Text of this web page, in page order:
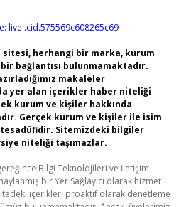
live:.cid.575569c608265c69
herhangi bir marka, kurum
bağlantısı bulunmamaktadır.
makaleler
yer alan içerikler haber niteliği
kurum ve kişiler hakkında
Gerçek kurum ve kişiler ile isim
Sitemizdeki bilgiler
niteliği taşımazlar.
Bilgi Teknolojileri ve İletişim
bir Yer Sağlayıcı olarak hizmet
içerikleri proaktif olarak denetleme